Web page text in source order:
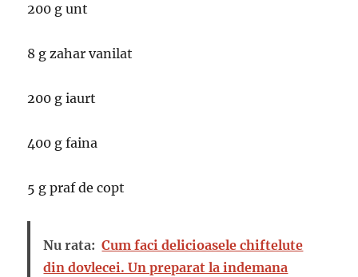
200 g unt
8 g zahar vanilat
200 g iaurt
400 g faina
5 g praf de copt
Nu rata: Cum faci delicioasele chiftelute
din dovlecei. Un preparat la indemana